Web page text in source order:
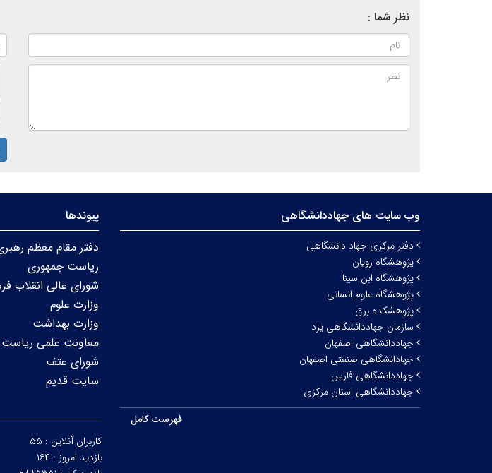
نظر شما :
وب سایت های جهاددانشگاهی
دفتر مرکزی جهاد دانشگاهی
پژوهشگاه رویان
پژوهشگاه ابن سینا
پژوهشگاه علوم انسانی
پژوهشکده برق
سازمان جهاددانشگاهی یزد
جهاددانشگاهی اصفهان
جهادانشگاهی صنعتی اصفهان
جهاددانشگاهی فارس
جهاددانشگاهی استان مرکزی
فهرست کامل
پیوندها
دفتر مقام معظم
ریاست جمهوری
شورای عالی انقلاب
وزارت علوم
وزارت بهداشت
معاونت علمی
شورای عتف
سایت قدیم
کاربران آنلاین : ۵۵
بازدید امروز : ۱۶۴